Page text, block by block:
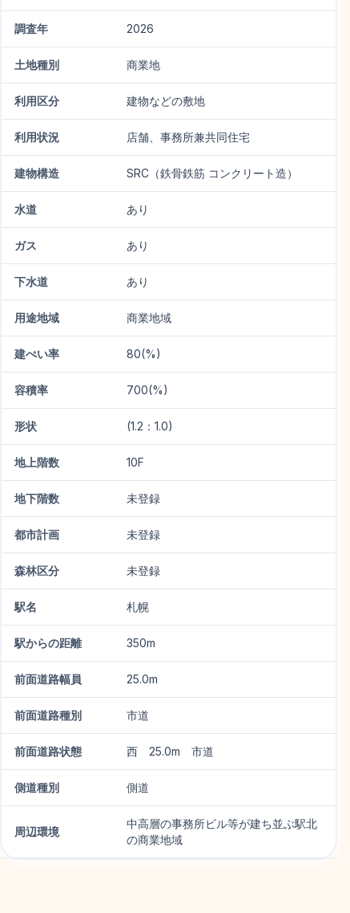
調査年 2026
土地種別 商業地
利用区分 建物などの敷地
利用状況 店舗、事務所兼共同住宅
建物構造 SRC（鉄骨鉄筋 コンクリート造）
水道 あり
ガス あり
下水道 あり
用途地域 商業地域
建ぺい率 80(%)
容積率 700(%)
形状 (1.2：1.0)
地上階数 10F
地下階数 未登録
都市計画 未登録
森林区分 未登録
駅名 札幌
駅からの距離 350m
前面道路幅員 25.0m
前面道路種別 市道
前面道路状態 西 25.0m 市道
側道種別 側道
周辺環境
中高層の事務所ビル等が建ち並ぶ駅北
の商業地域